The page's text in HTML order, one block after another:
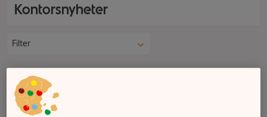
Kontorsnyheter
Filter